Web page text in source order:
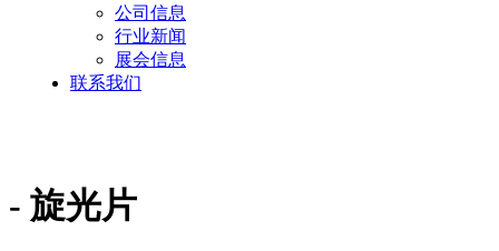
公司信息
行业新闻
展会信息
联系我们
旋光片